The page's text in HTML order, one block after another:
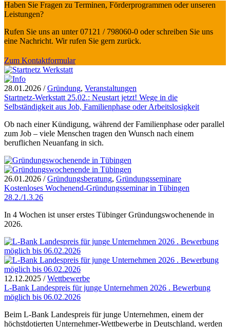
Haben Sie Fragen zu Terminen, Förderprogrammen oder unseren
Leistungen?
Rufen Sie uns an unter 07121 / 798060-0 oder schreiben Sie uns
eine Nachricht. Wir rufen Sie gern zurück.
Zum Kontaktformular
28.01.2026 /Gründung, Veranstaltungen
Startnetz-Werkstatt 25.02.: Neustart jetzt! Wege in die
Selbständigkeit aus Job, Familienphase oder Arbeitslosigkeit
Ob nach einer Kündigung, während der Familienphase oder parallel
zum Job – viele Menschen tragen den Wunsch nach einem
beruflichen Neuanfang in sich.
26.01.2026 /Gründungsberatung, Gründungsseminare
Kostenloses Wochenend-Gründungsseminar in Tübingen
28.2./1.3.26
In 4 Wochen ist unser erstes Tübinger Gründungswochenende in
2026.
12.12.2025 /Wettbewerbe
L-Bank Landespreis für junge Unternehmen 2026 . Bewerbung
möglich bis 06.02.2026
Beim L-Bank Landespreis für junge Unternehmen, einem der
höchstdotierten Unternehmer-Wettbewerbe in Deutschland, werden